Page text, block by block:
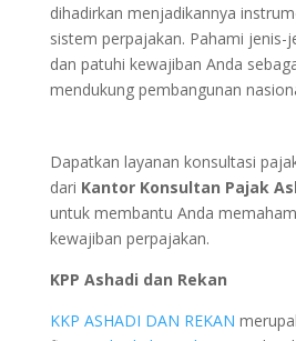
dihadirkan menjadikannya
sistem perpajakan. Pahami jenis-
dan patuhi kewajiban Anda
mendukung pembangunan
Dapatkan layanan konsultasi
dari Kantor Konsultan Pajak
untuk membantu Anda
kewajiban perpajakan.
KPP Ashadi dan Rekan
KKP ASHADI DAN REKAN